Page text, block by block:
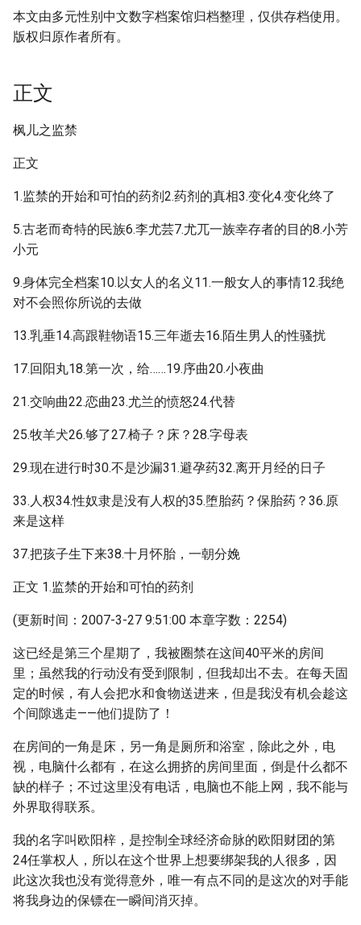
本文由多元性别中文数字档案馆归档整理，仅供存档使用。
版权归原作者所有。
正文
枫儿之监禁
正文
1.监禁的开始和可怕的药剂2.药剂的真相3.变化4.变化终了
5.古老而奇特的民族6.李尤芸7.尤兀一族幸存者的目的8.小芳
小元
9.身体完全档案10.以女人的名义11.一般女人的事情12.我绝
对不会照你所说的去做
13.乳垂14.高跟鞋物语15.三年逝去16.陌生男人的性骚扰
17.回阳丸18.第一次，给……19.序曲20.小夜曲
21.交响曲22.恋曲23.尤兰的愤怒24.代替
25.牧羊犬26.够了27.椅子？床？28.字母表
29.现在进行时30.不是沙漏31.避孕药32.离开月经的日子
33.人权34.性奴隶是没有人权的35.堕胎药？保胎药？36.原
来是这样
37.把孩子生下来38.十月怀胎，一朝分娩
正文 1.监禁的开始和可怕的药剂
(更新时间：2007-3-27 9:51:00 本章字数：2254)
这已经是第三个星期了，我被圈禁在这间40平米的房间
里；虽然我的行动没有受到限制，但我却出不去。在每天固
定的时候，有人会把水和食物送进来，但是我没有机会趁这
个间隙逃走——他们提防了！
在房间的一角是床，另一角是厕所和浴室，除此之外，电
视，电脑什么都有，在这么拥挤的房间里面，倒是什么都不
缺的样子；不过这里没有电话，电脑也不能上网，我不能与
外界取得联系。
我的名字叫欧阳梓，是控制全球经济命脉的欧阳财团的第
24任掌权人，所以在这个世界上想要绑架我的人很多，因
此这次我也没有觉得意外，唯一有点不同的是这次的对手能
将我身边的保镖在一瞬间消灭掉。